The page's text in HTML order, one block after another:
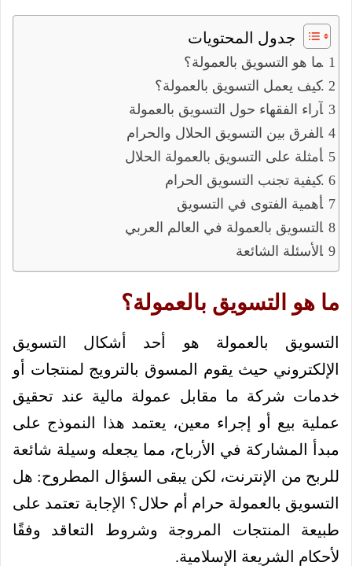
جدول المحتويات
ما هو التسويق بالعمولة؟
كيف يعمل التسويق بالعمولة؟
آراء الفقهاء حول التسويق بالعمولة
الفرق بين التسويق الحلال والحرام
أمثلة على التسويق بالعمولة الحلال
كيفية تجنب التسويق الحرام
أهمية الفتوى في التسويق
التسويق بالعمولة في العالم العربي
الأسئلة الشائعة
ما هو التسويق بالعمولة؟
التسويق بالعمولة هو أحد أشكال التسويق
الإلكتروني حيث يقوم المسوق بالترويج لمنتجات أو
خدمات شركة ما مقابل عمولة مالية عند تحقيق
عملية بيع أو إجراء معين، يعتمد هذا النموذج على
مبدأ المشاركة في الأرباح، مما يجعله وسيلة شائعة
للربح من الإنترنت، لكن يبقى السؤال المطروح: هل
التسويق بالعمولة حرام أم حلال؟ الإجابة تعتمد على
طبيعة المنتجات المروجة وشروط التعاقد وفقًا
لأحكام الشريعة الإسلامية.